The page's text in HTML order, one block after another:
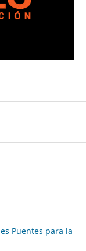
Puentes para la